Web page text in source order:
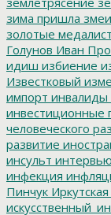
зима пришла змеи
золотые
Голунов Иван
идиш избиение
Известковый
импорт инвалиды
инвестиционные
человеческого
развитие
инсульт интервью
инфекция
Пинчук